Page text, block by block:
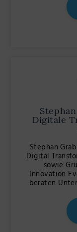
Digitale
Stephan
Digital
sowie
Innovation
beraten